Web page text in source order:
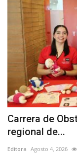
Carrera de
regional de...
Editora Agosto 4, 2026